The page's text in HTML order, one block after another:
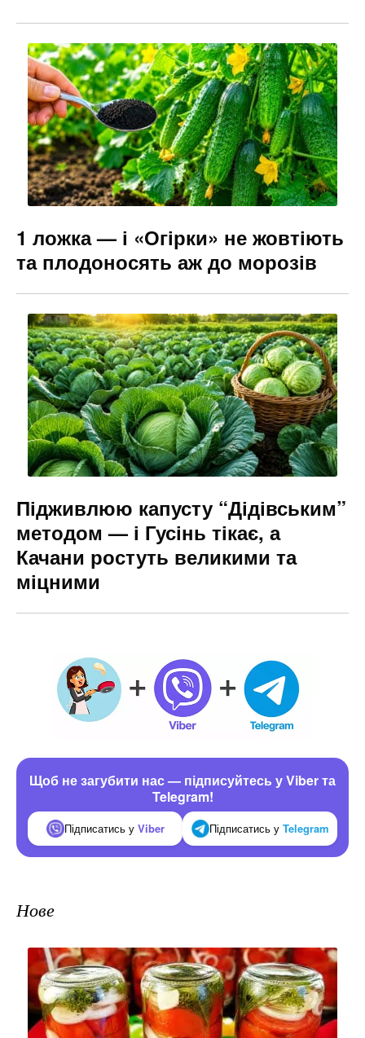
1 ложка — і «Огірки» не жовтіють
та плодоносять аж до морозів
Підживлюю капусту “Дідівським”
методом — і Гусінь тікає, а
Качани ростуть великими та
міцними
Щоб не загубити нас — підписуйтесь у Viber та
Telegram!
Підписатись у Viber Підписатись у Telegram
Нове